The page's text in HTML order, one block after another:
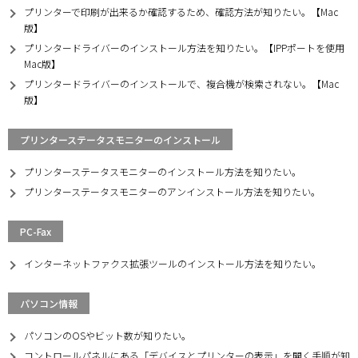
プリンターで印刷が出来るか確認するため、確認方法が知りたい。【Mac
版】
プリンタードライバーのインストール方法を知りたい。【IPPポートを使用
Mac版】
プリンタードライバーのインストールで、複合機が検索されない。【Mac
版】
プリンターステータスモニターのインストール
プリンターステータスモニターのインストール方法を知りたい。
プリンターステータスモニターのアンインストール方法を知りたい。
PC-Fax
インターネットファクス拡張ツールのインストール方法を知りたい。
パソコン情報
パソコンのOSやビット数が知りたい。
コントロールパネルにある「デバイスとプリンターの表示」を開く手順が知